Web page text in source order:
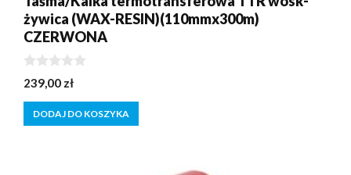
żywica (WAX-RESIN)(110mmx300m)
CZERWONA
0
z
5
239,00 zł
DODAJ DO KOSZYKA